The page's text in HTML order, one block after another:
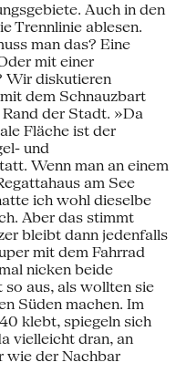
Auch in den
Trennlinie ablesen.
man das? Eine
mit einer
Wir diskutieren
dem Schnauzbart
der Stadt. »Da
Fläche ist der
und
Wenn man an einem
am See
ich wohl dieselbe
Aber das stimmt
bleibt dann jedenfalls
mit dem Fahrrad
nicken beide
so aus, als wollten sie
Süden machen. Im
klebt, spiegeln sich
vielleicht dran, an
wie der Nachbar